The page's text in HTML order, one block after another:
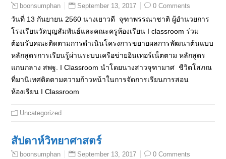
boonsumphan September 13, 2017 0 Comments
วันที่ 13 กันยายน 2560 นางเยาวดี จุฑาพรรณาชาติ ผู้อำนวยการ
โรงเรียนวัดบุญสัมพันธ์และคณะครูห้องเรียน I classroom ร่วม
ต้อนรับคณะติดตามการดำเนินโครงการขยายผลการพัฒนาต้นแบบ
หลักสูตรการเรียนรู้ผ่านระบบเครือข่ายอินเทอร์เน็ตตาม หลักสูตร
แกนกลาง สพฐ. I Classroom นำโดยนางสาวจุฑามาศ ชีวิตโสภณ
ที่มานิเทศติดตามความก้าวหน้าในการจัดการเรียนการสอน
ห้องเรียน I Classroom
Uncategorized
สัปดาห์วิทยาศาสตร์
boonsumphan September 13, 2017 0 Comments